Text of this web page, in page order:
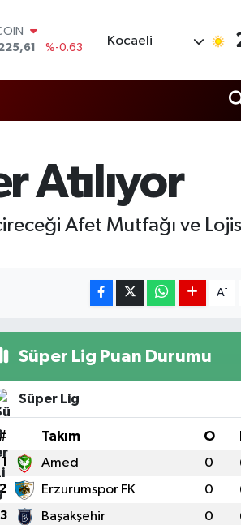
%1.44
%70
Kocaeli
Atılıyor
Afet Mutfağı ve
A-
Süper Lig Puan Durumu
Süper Lig
Takım O
1 Amed 0
2 Erzurumspor FK 0
3 Başakşehir 0